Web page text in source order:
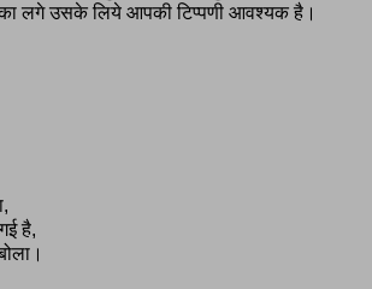
का लगे उसके लिये आपकी टिप्पणी आवश्यक है।
है,